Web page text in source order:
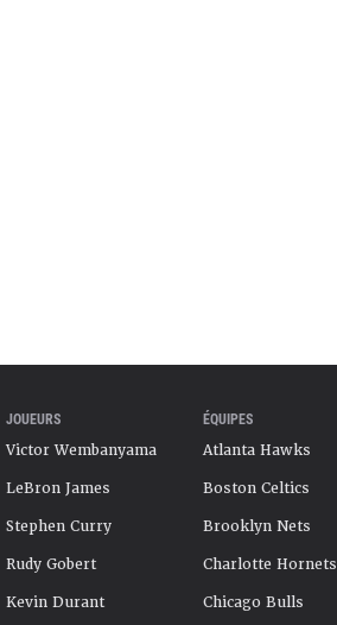
JOUEURS
Victor Wembanyama
LeBron James
Stephen Curry
Rudy Gobert
Kevin Durant
ÉQUIPES
Atlanta Hawks
Boston Celtics
Brooklyn Nets
Charlotte Hornets
Chicago Bulls